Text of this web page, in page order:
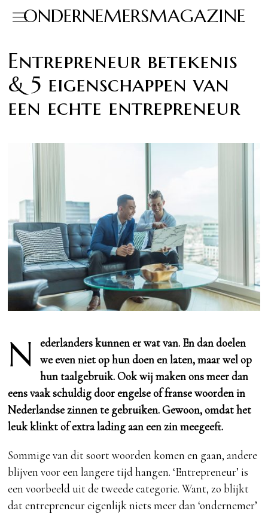
ONDERNEMERSMAGAZINE
Entrepreneur betekenis
& 5 eigenschappen van
een echte entrepreneur
N
ederlanders kunnen er wat van. En dan doelen
we even niet op hun doen en laten, maar wel op
hun taalgebruik. Ook wij maken ons meer dan
eens vaak schuldig door engelse of franse woorden in
Nederlandse zinnen te gebruiken. Gewoon, omdat het
leuk klinkt of extra lading aan een zin meegeeft.
Sommige van dit soort woorden komen en gaan, andere
blijven voor een langere tijd hangen. ‘Entrepreneur’ is
een voorbeeld uit de tweede categorie. Want, zo blijkt
dat entrepreneur eigenlijk niets meer dan ‘ondernemer’